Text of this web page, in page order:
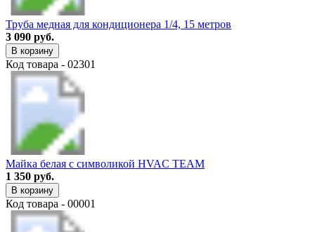
Труба медная для кондиционера 1/4, 15 метров
3 090 руб.
В корзину
Код товара - 02301
Майка белая с символикой HVAC TEAM
1 350 руб.
В корзину
Код товара - 00001